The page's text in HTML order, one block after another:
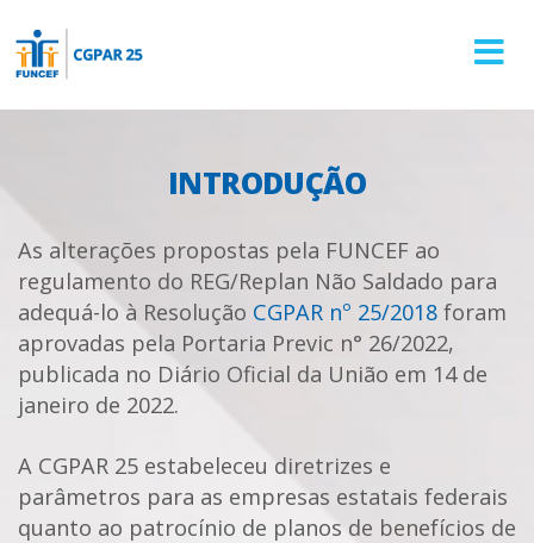
Toggle
INTRODUÇÃO
As alterações propostas pela FUNCEF ao
regulamento do REG/Replan Não Saldado para
adequá-lo à Resolução CGPAR nº 25/2018 foram
aprovadas pela Portaria Previc n° 26/2022,
publicada no Diário Oficial da União em 14 de
janeiro de 2022.
A CGPAR 25 estabeleceu diretrizes e
parâmetros para as empresas estatais federais
quanto ao patrocínio de planos de benefícios de